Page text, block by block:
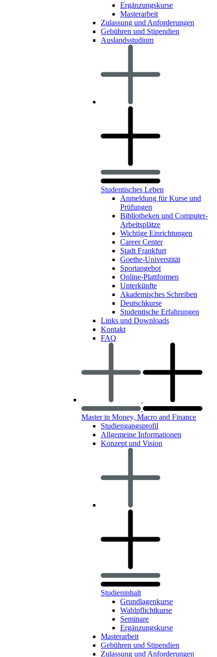
Ergänzungskurse
Masterarbeit
Zulassung und Anforderungen
Gebühren und Stipendien
Auslandsstudium
Studentisches Leben
Anmeldung für Kurse und
Prüfungen
Bibliotheken und Computer-
Arbeitsplätze
Wichtige Einrichtungen
Career Center
Stadt Frankfurt
Goethe-Universtität
Sportangebot
Online-Plattformen
Unterkünfte
Akademisches Schreiben
Deutschkurse
Studentische Erfahrungen
Links und Downloads
Kontakt
FAQ
Master in Money, Macro and Finance
Studiengangsprofil
Allgemeine Informationen
Konzept und Vision
Studieninhalt
Grundlagenkurse
Wahlpflichtkurse
Seminare
Ergänzungskurse
Masterarbeit
Gebühren und Stipendien
Zulassung und Anforderungen